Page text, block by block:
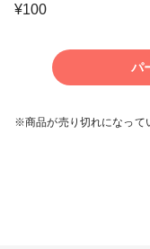
¥100
パ
※商品が売り切れになって